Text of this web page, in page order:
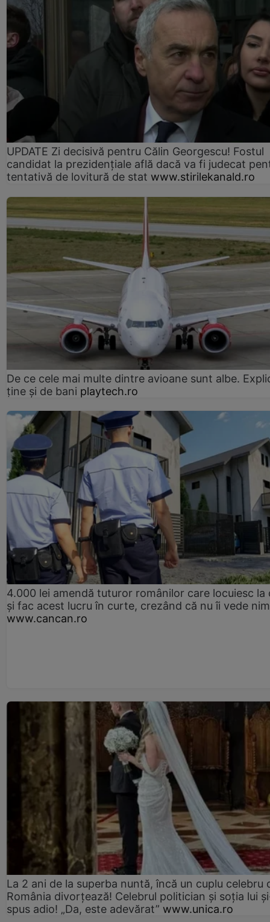
UPDATE Zi decisivă pentru Călin Georgescu! Fostul
candidat la prezidențiale află dacă va fi judecat
tentativă de lovitură de stat www.stirilekanald.ro
De ce cele mai multe dintre avioane sunt albe.
ține și de bani playtech.ro
4.000 lei amendă tuturor românilor care locuiesc la
și fac acest lucru în curte, crezând că nu îi vede
www.cancan.ro
La 2 ani de la superba nuntă, încă un cuplu celebru
România divorțează! Celebrul politician și soția lui
spus adio! „Da, este adevărat” www.unica.ro